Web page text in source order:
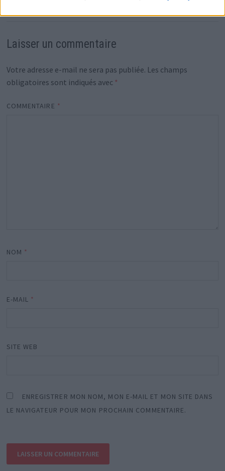
Laisser un commentaire
Votre adresse e-mail ne sera pas publiée. Les champs
obligatoires sont indiqués avec *
COMMENTAIRE *
NOM *
E-MAIL *
SITE WEB
ENREGISTRER MON NOM, MON E-MAIL ET MON SITE DANS
LE NAVIGATEUR POUR MON PROCHAIN COMMENTAIRE.